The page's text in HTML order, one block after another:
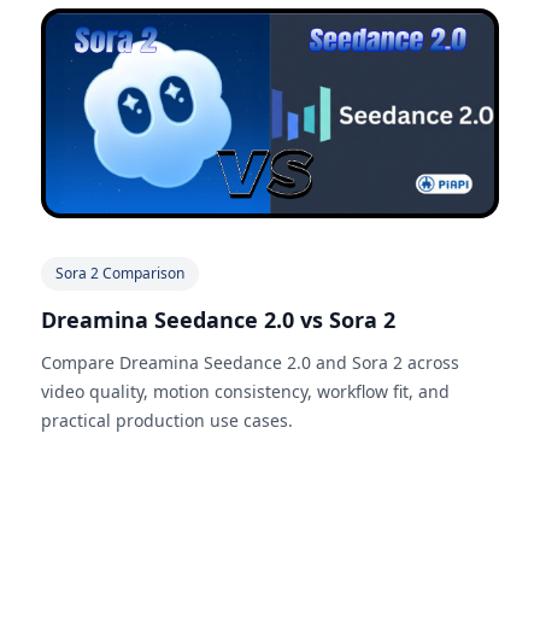
Sora 2 Comparison
Dreamina Seedance 2.0 vs Sora 2
Compare Dreamina Seedance 2.0 and Sora 2 across
video quality, motion consistency, workflow fit, and
practical production use cases.